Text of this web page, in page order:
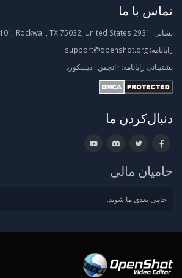
تماس با ما
نشانی:
رایانامه: support@openshot.org
پشتیبانی رایانامه: · انجمن · دیسکورد
دنبال‌کردن ما
حامیان مالی
حامی بعدی ما شوید.